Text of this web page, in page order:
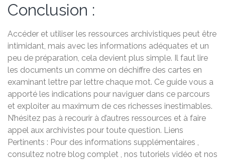
Conclusion :
Accéder et utiliser les ressources archivistiques peut être
intimidant, mais avec les informations adéquates et un
peu de préparation, cela devient plus simple. Il faut lire
les documents un comme on déchiffre des cartes en
examinant lettre par lettre chaque mot. Ce guide vous a
apporté les indications pour naviguer dans ce parcours
et exploiter au maximum de ces richesses inestimables.
N’hésitez pas à recourir à d’autres ressources et à faire
appel aux archivistes pour toute question. Liens
Pertinents : Pour des informations supplémentaires ,
consultez notre blog complet , nos tutoriels vidéo et nos